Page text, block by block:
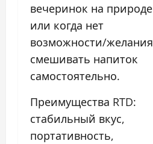
вечеринок на природе
или когда нет
возможности/желания
смешивать напиток
самостоятельно.
Преимущества RTD:
стабильный вкус,
портативность,